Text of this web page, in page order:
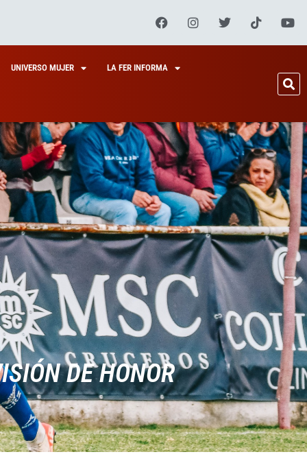
UNIVERSO MUJER LA FER INFORMA
DE HONOR